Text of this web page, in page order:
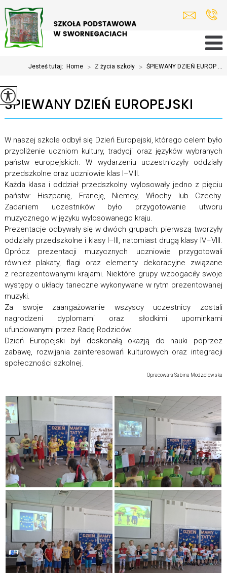
Jesteś tutaj: Home > Z życia szkoły > ŚPIEWANY DZIEŃ EUROP ...
ŚPIEWANY DZIEŃ EUROPEJSKI
W naszej szkole odbył się Dzień Europejski, którego celem było
przybliżenie uczniom kultury, tradycji oraz języków wybranych
państw europejskich. W wydarzeniu uczestniczyły oddziały
przedszkolne oraz uczniowie klas I–VIII.
Każda klasa i oddział przedszkolny wylosowały jedno z pięciu
państw: Hiszpanię, Francję, Niemcy, Włochy lub Czechy.
Zadaniem uczestników było przygotowanie utworu
muzycznego w języku wylosowanego kraju.
Prezentacje odbywały się w dwóch grupach: pierwszą tworzyły
oddziały przedszkolne i klasy I–III, natomiast drugą klasy IV–VIII.
Oprócz prezentacji muzycznych uczniowie przygotowali
również plakaty, flagi oraz elementy dekoracyjne związane
z reprezentowanymi krajami. Niektóre grupy wzbogaciły swoje
występy o układy taneczne wykonywane w rytm prezentowanej
muzyki.
Za swoje zaangażowanie wszyscy uczestnicy zostali
nagrodzeni dyplomami oraz słodkimi upominkami
ufundowanymi przez Radę Rodziców.
Dzień Europejski był doskonałą okazją do nauki poprzez
zabawę, rozwijania zainteresowań kulturowych oraz integracji
społeczności szkolnej.
Opracowała Sabina Modzelewska